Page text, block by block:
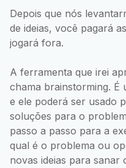
Depois que nós
de ideias, você pagará
jogará fora.
A ferramenta que irei
chama brainstorming. É
e ele poderá ser usado
soluções para o
passo a passo para a
qual é o problema ou
novas ideias para sanar